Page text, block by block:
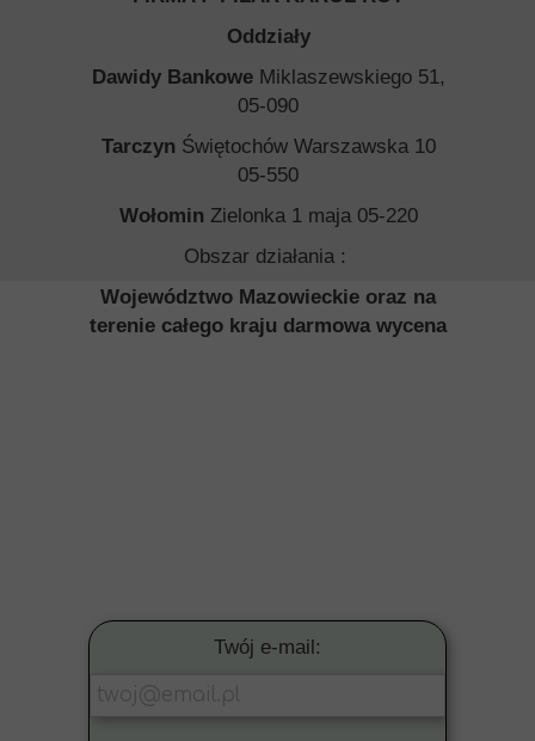
Twój e-mail:
Oddziały
Dawidy Bankowe Miklaszewskiego 51,
05-090
Tarczyn Świętochów Warszawska 10
05-550
Wołomin Zielonka 1 maja 05-220
Obszar działania :
Województwo Mazowieckie oraz na
terenie całego kraju darmowa wycena